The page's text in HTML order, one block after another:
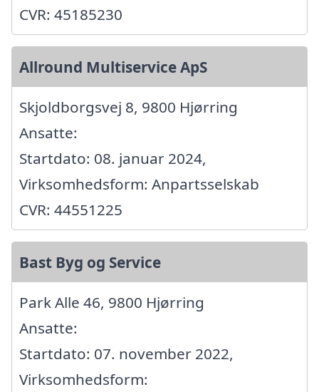
CVR: 45185230
Allround Multiservice ApS
Skjoldborgsvej 8, 9800 Hjørring
Ansatte:
Startdato: 08. januar 2024,
Virksomhedsform: Anpartsselskab
CVR: 44551225
Bast Byg og Service
Park Alle 46, 9800 Hjørring
Ansatte:
Startdato: 07. november 2022,
Virksomhedsform: